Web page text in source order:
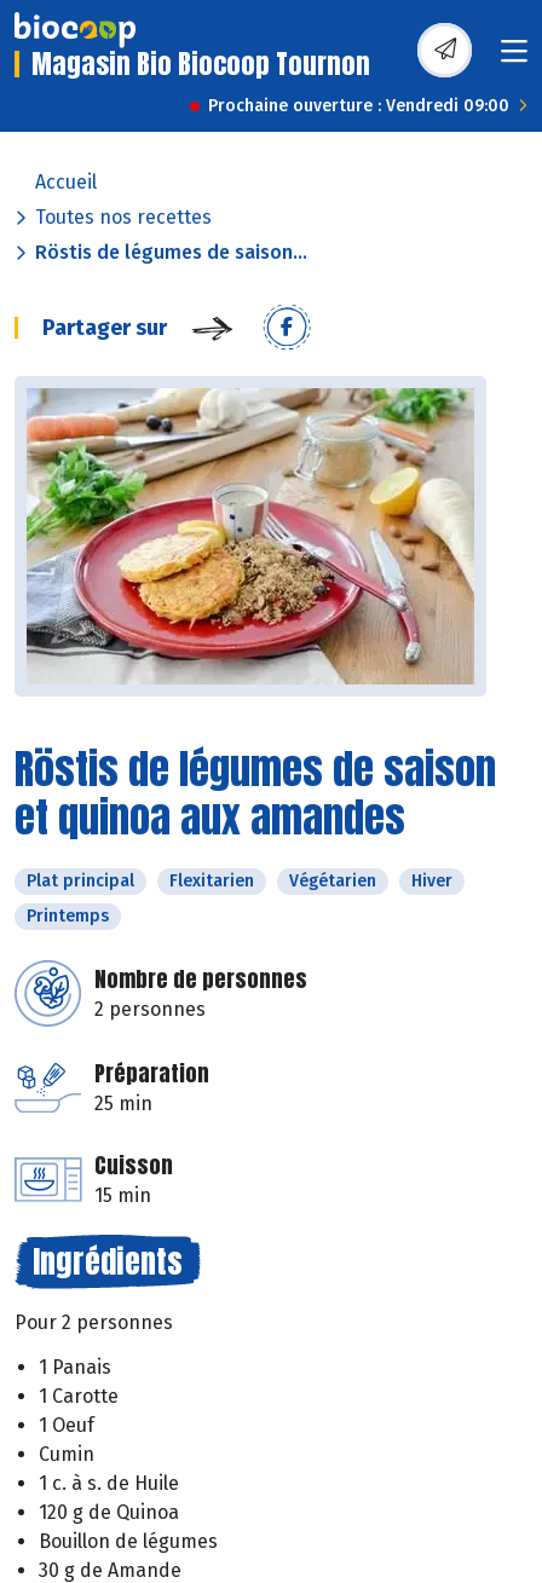
Magasin Bio Biocoop Tournon
Prochaine ouverture : Vendredi 09:00
Accueil
Toutes nos recettes
Röstis de légumes de saison...
Partager sur
Röstis de légumes de saison
et quinoa aux amandes
Plat principal Flexitarien Végétarien
Hiver
Printemps
Nombre de personnes
2 personnes
Préparation
25 min
Cuisson
15 min
Ingrédients
Pour 2 personnes
1 Panais
1 Carotte
1 Oeuf
Cumin
1 c. à s. de Huile
120 g de Quinoa
Bouillon de légumes
30 g de Amande